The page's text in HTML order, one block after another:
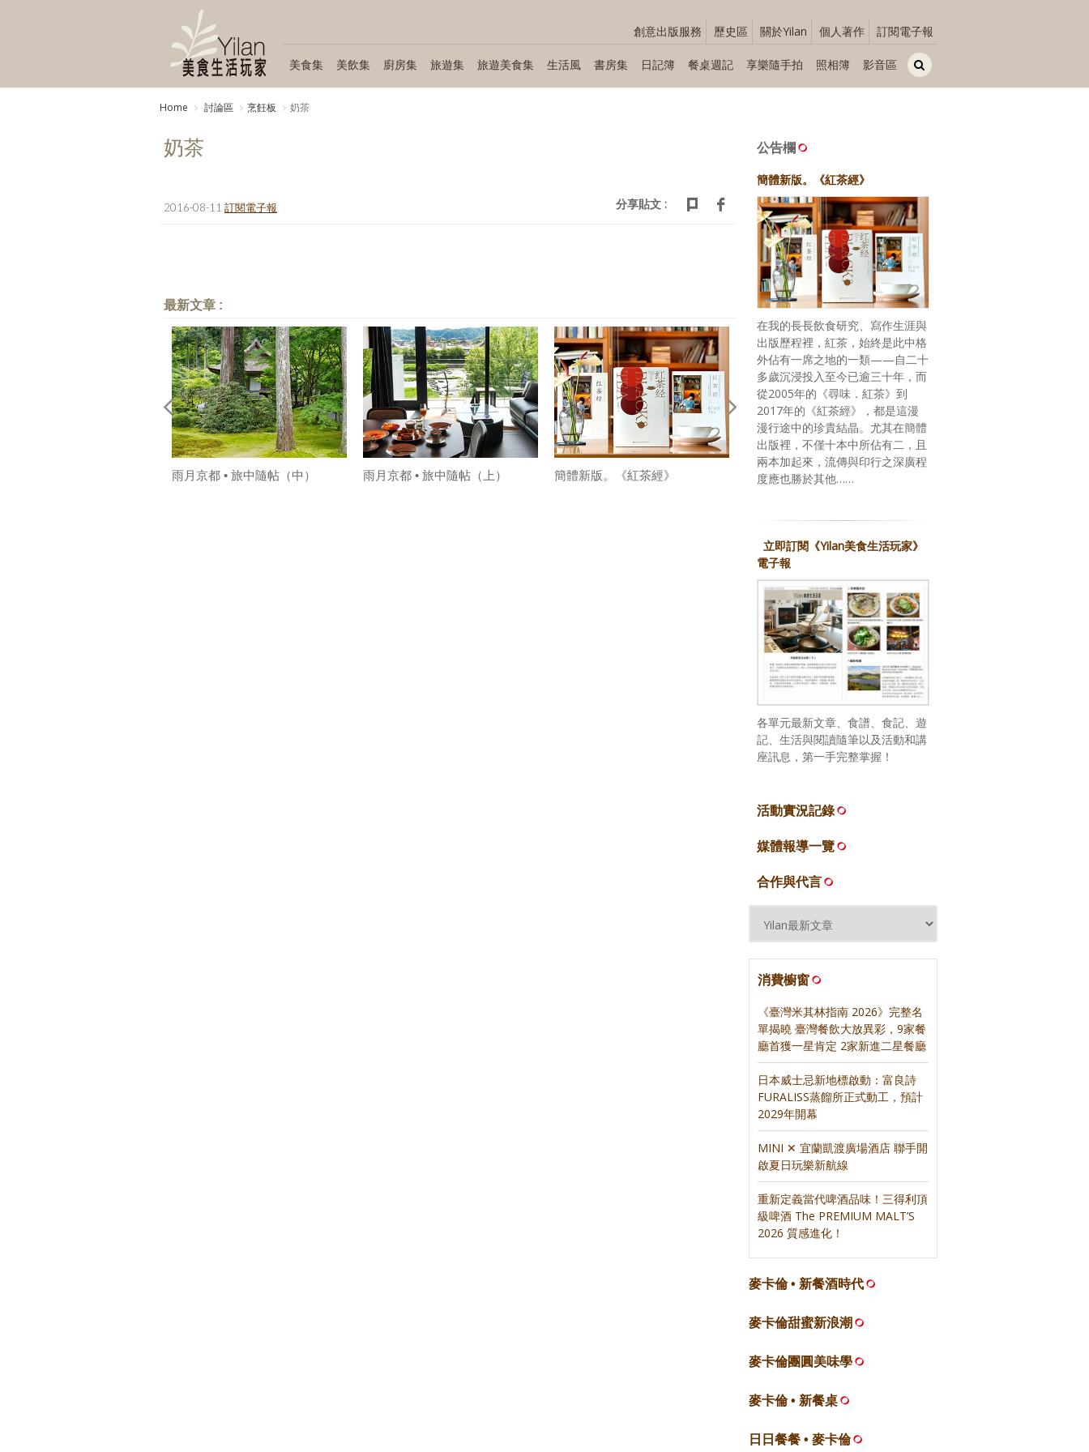
創意出版服務 歷史區 關於Yilan 個人著作 訂閱電子報
美食集 美飲集 廚房集 旅遊集 旅遊美食集 生活風 書房集 日記簿 餐桌週記 享樂隨手拍 照相簿 影音區
Home 討論區 烹飪板 奶茶
奶茶
2016-08-11 訂閱電子報 分享貼文 :
最新文章 :
雨月京都 • 旅中隨帖（中） 雨月京都 • 旅中隨帖（上） 簡體新版。《紅茶經》
回應期待？關於，《台灣米其林
公告欄
簡體新版。《紅茶經》
在我的長長飲食研究、寫作生涯與
出版歷程裡，紅茶，始終是此中格
外佔有一席之地的一類——自二十
多歲沉浸投入至今已逾三十年，而
從2005年的《尋味．紅茶》到
2017年的《紅茶經》，都是這漫
漫行途中的珍貴結晶。尤其在簡體
出版裡，不僅十本中所佔有二，且
兩本加起來，流傳與印行之深廣程
度應也勝於其他……
立即訂閱《Yilan美食生活玩家》
電子報
各單元最新文章、食譜、食記、遊
記、生活與閱讀隨筆以及活動和講
座訊息，第一手完整掌握！
活動實況記錄
媒體報導一覽
合作與代言
消費櫥窗
《臺灣米其林指南 2026》完整名
單揭曉 臺灣餐飲大放異彩，9家餐
廳首獲一星肯定 2家新進二星餐廳
日本威士忌新地標啟動：富良詩
FURALISS蒸餾所正式動工，預計
2029年開幕
MINI ✕ 宜蘭凱渡廣場酒店 聯手開
啟夏日玩樂新航線
重新定義當代啤酒品味！三得利頂
級啤酒 The PREMIUM MALT’S
2026 質感進化！
麥卡倫 • 新餐酒時代
麥卡倫甜蜜新浪潮
麥卡倫團圓美味學
麥卡倫 • 新餐桌
日日餐餐 • 麥卡倫